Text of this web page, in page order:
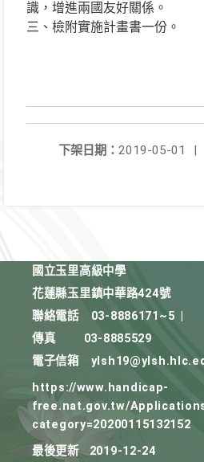
識，增進兩國友好關係。
三、檢附實施計畫書一份。
下架日期： 2019-05-01
|
國立玉里高級中學
花蓮縣玉里鎮中華路424號
聯絡電話
03-8886171~5
傳真
03-8885529
電子信箱
https://www.handicap-
free.nat.gov.tw/
category=20200115132152
最後更新
2019-12-24